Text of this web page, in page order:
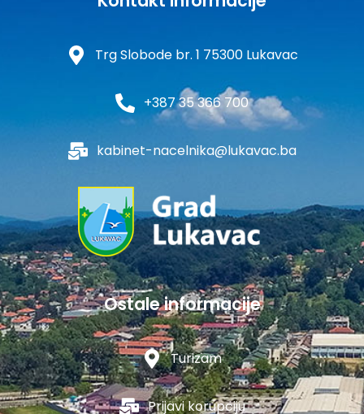
Trg Slobode br. 1 75300 Lukavac
+387 35 366 700
kabinet-nacelnika@lukavac.ba
Ostale informacije
Turizam
Prijavi korupciju